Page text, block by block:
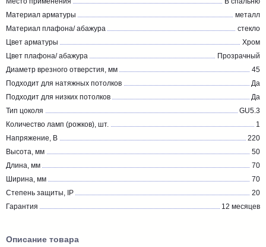
Материал арматуры
металл
Материал плафона/ абажура
стекло
Цвет арматуры
Хром
Цвет плафона/ абажура
Прозрачный
Диаметр врезного отверстия, мм
45
Подходит для натяжных потолков
Да
Подходит для низких потолков
Да
Тип цоколя
GU5.3
Количество ламп (рожков), шт.
1
Напряжение, В
220
Высота, мм
50
Длина, мм
70
Ширина, мм
70
Степень защиты, IP
20
Гарантия
12 месяцев
Описание товара